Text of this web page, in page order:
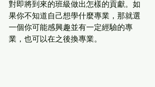
對即將到來的班級做出怎樣的貢獻。如
果你不知道自己想學什麼專業，那就選
一個你可能感興趣並有一定經驗的專
業，也可以在之後換專業。